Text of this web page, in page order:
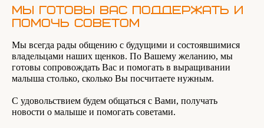
Мы готовы Вас поддержать и
помочь советом
Мы всегда рады общению с будущими и состоявшимися
владельцами наших щенков. По Вашему желанию, мы
готовы сопровождать Вас и помогать в выращивании
малыша столько, сколько Вы посчитаете нужным.
С удовольствием будем общаться с Вами, получать
новости о малыше и помогать советами.